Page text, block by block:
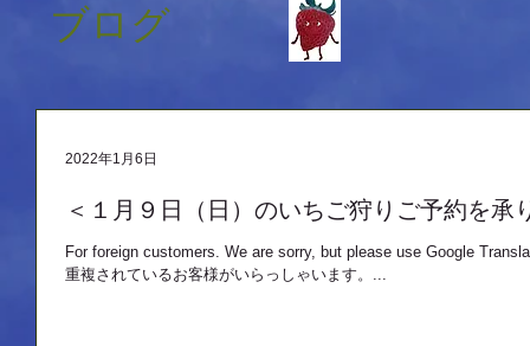
ブログ
＜１月９日（日）のいちご狩りご予約を承
For foreign customers. We are sorry, but please use Google
重複されているお客様がいらっしゃいます。...
2022年1月6日